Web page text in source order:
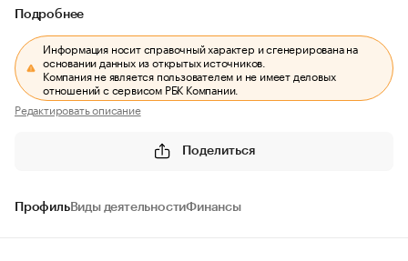
Подробнее
Информация носит справочный характер и сгенерирована на
основании данных из открытых источников.
Компания не является пользователем и не имеет деловых
отношений с сервисом РБК Компании.
Редактировать описание
Поделиться
ПрофильВиды деятельностиФинансы